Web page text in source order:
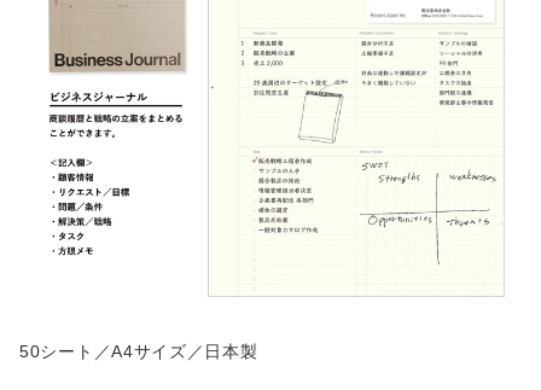
50シート／A4サイズ／日本製